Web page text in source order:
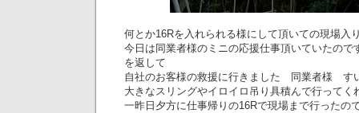
何とか16Rを入れられる様にして頂いての現場入
今日は同業者様のミニの応援仕事頂いていたので
を返して
自社のお客様の救援に行きました 同業者様 す
大きなスリングやイロイロ吊り具積んで行ってく
一昨日夕方に仕事帰りの16Rで現場まで行ったの